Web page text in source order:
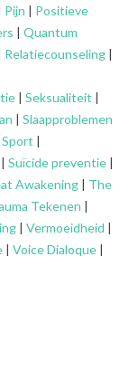
Pijn | Positieve
| Quantum
Relatiecounseling |
| Seksualiteit |
| Slaapproblemen
Sport |
| Suïcide preventie |
Awakening | The
Tekenen |
| Vermoeidheid |
| Voice Dialoque |